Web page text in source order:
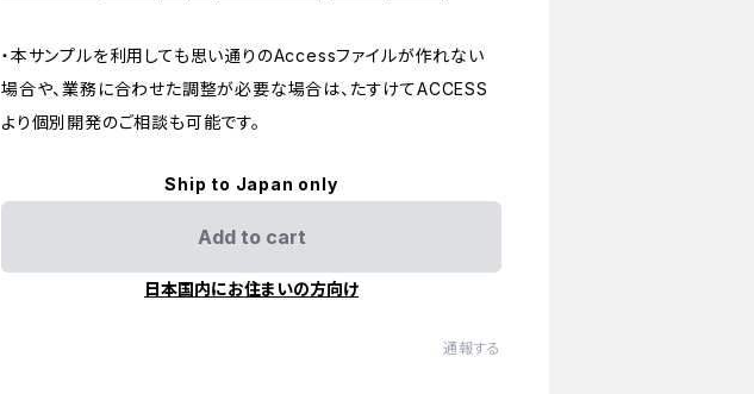
・本サンプルを利用しても思い通りのAccessファイルが作れない
場合や、業務に合わせた調整が必要な場合は、たすけてACCESS
より個別開発のご相談も可能です。
Ship to Japan only
Add to cart
日本国内にお住まいの方向け
通報する